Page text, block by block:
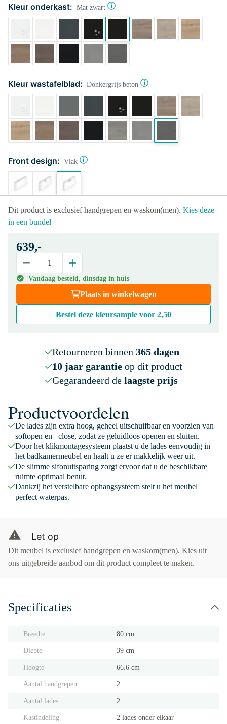
Kleur onderkast: Mat zwart
Kleur wastafelblad: Donkergrijs beton
Front design: Vlak
Dit product is exclusief handgrepen en waskom(men). Kies deze
in een bundel
639,-
Vandaag besteld, dinsdag in huis
Plaats in winkelwagen
Bestel deze kleursample voor 2,50
Retourneren binnen 365 dagen
10 jaar garantieop dit product
Gegarandeerd de laagste prijs
Productvoordelen
De lades zijn extra hoog, geheel uitschuifbaar en voorzien van
softopen en –close, zodat ze geluidloos openen en sluiten.
Door het klikmontagesysteem plaatst u de lades eenvoudig in
het badkamermeubel en haalt u ze er makkelijk weer uit.
De slimme sifonuitsparing zorgt ervoor dat u de beschikbare
ruimte optimaal benut.
Dankzij het verstelbare ophangsysteem stelt u het meubel
perfect waterpas.
Let op
Dit meubel is exclusief handgrepen en waskom(men). Kies uit
ons uitgebreide aanbod om dit product compleet te maken.
Specificaties
Breedte 80 cm
Diepte 39 cm
Hoogte 66.6 cm
Aantal handgrepen 2
Aantal lades 2
Kastindeling 2 lades onder elkaar